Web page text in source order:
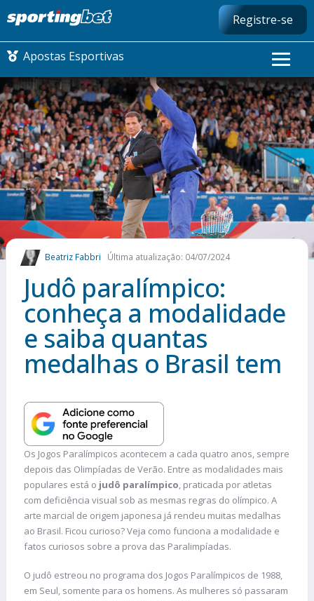
Registre-se
Apostas Esportivas
CONMEBOL LIBERTADORES
FUTEBOL NACIONAL
FUTEBOL INTERNACIONAL
COMO APOSTAR
MAIS ESPORTES
Beatriz Fabbri Última atualização: 04/07/2024
Judô paralímpico:
conheça a modalidade
e saiba quantas
medalhas o Brasil tem
Os Jogos Paralímpicos acontecem a cada quatro anos, sempre
depois das Olimpíadas de Verão. Entre as modalidades mais
populares está o judô paralímpico, praticada por atletas
com deficiência visual sob as mesmas regras do olímpico. A
arte marcial de origem japonesa já rendeu muitas medalhas
ao Brasil. Ficou curioso? Veja como funciona a modalidade e
fatos curiosos sobre a prova das Paralimpíadas.
O judô estreou no programa dos Jogos Paralímpicos de 1988,
em Seul, somente para os homens. As mulheres só passaram